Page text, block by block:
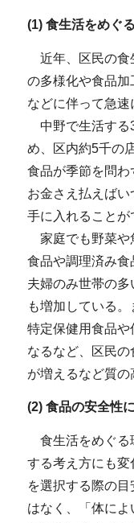
(1) 食生活をめぐ
近年、区民の食
の多様化や食品
などに伴って急速
中野で生活する
め、区内約5千の
食品が季節を問
お金さえ払えば
手に入れることが
家庭でも野菜や
食品や調理済み
夫婦のみ世帯の
も増加している
特定保健用食品や
なるなど、区民
が増えるなど質の
(2) 食品の安全性
食生活をめぐる
する考え方にも
を選択する際の
はなく、「体に